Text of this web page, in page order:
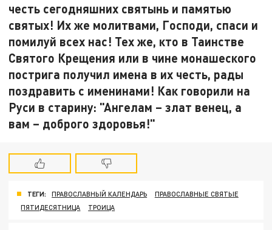
честь сегодняшних святынь и памятью
святых! Их же молитвами, Господи, спаси и
помилуй всех нас! Тех же, кто в Таинстве
Святого Крещения или в чине монашеского
пострига получил имена в их честь, рады
поздравить с именинами! Как говорили на
Руси в старину: "Ангелам – злат венец, а
вам – доброго здоровья!"
ТЕГИ: ПРАВОСЛАВНЫЙ КАЛЕНДАРЬ
ПРАВОСЛАВНЫЕ СВЯТЫЕ
ПЯТИДЕСЯТНИЦА
ТРОИЦА